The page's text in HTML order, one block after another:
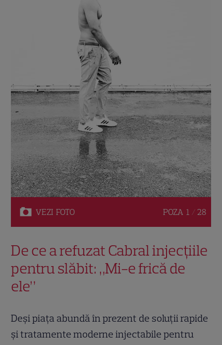
VEZI FOTO POZA 1 / 28
De ce a refuzat Cabral injecțiile
pentru slăbit: „Mi-e frică de
ele”
Deși piața abundă în prezent de soluții rapide
și tratamente moderne injectabile pentru